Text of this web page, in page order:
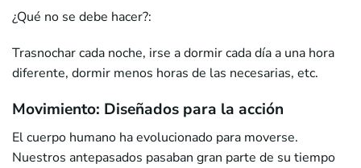
¿Qué no se debe hacer?:
Trasnochar cada noche, irse a dormir cada día a una hora
diferente, dormir menos horas de las necesarias, etc.
Movimiento: Diseñados para la acción
El cuerpo humano ha evolucionado para moverse.
Nuestros antepasados pasaban gran parte de su tiempo